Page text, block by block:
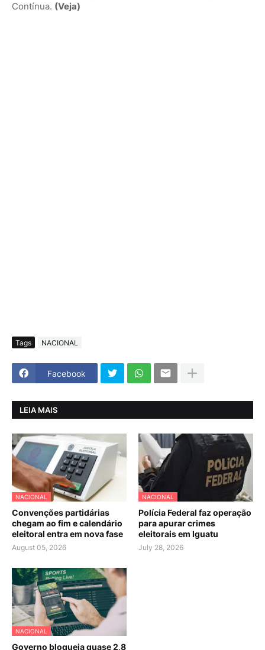
Contínua. (Veja)
Tags NACIONAL
Facebook
LEIA MAIS
NACIONAL
Convenções partidárias
chegam ao fim e calendário
eleitoral entra em nova fase
August 05, 2026
NACIONAL
Polícia Federal faz operação
para apurar crimes
eleitorais em Iguatu
July 28, 2026
NACIONAL
Governo bloqueia quase 2,8